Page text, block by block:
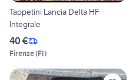
Tappetini Lancia Delta HF
Integrale
40 €
Firenze(FI)